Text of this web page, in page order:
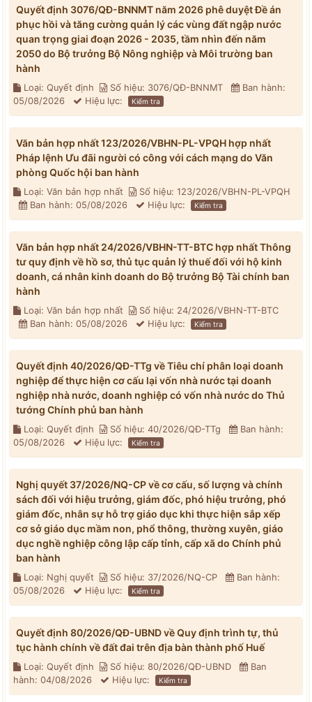
Quyết định 3076/QĐ-BNNMT năm 2026 phê duyệt Đề án
phục hồi và tăng cường quản lý các vùng đất ngập nước
quan trọng giai đoạn 2026 - 2035, tầm nhìn đến năm
2050 do Bộ trưởng Bộ Nông nghiệp và Môi trường ban
hành
Loại: Quyết định Số hiệu: 3076/QĐ-BNNMT
Ban hành:
05/08/2026
Hiệu lực: Kiểm tra
Văn bản hợp nhất 123/2026/VBHN-PL-VPQH hợp nhất
Pháp lệnh Ưu đãi người có công với cách mạng do Văn
phòng Quốc hội ban hành
Loại: Văn bản hợp nhất
Số hiệu: 123/2026/VBHN-PL-VPQH
Ban hành: 05/08/2026
Hiệu lực: Kiểm tra
Văn bản hợp nhất 24/2026/VBHN-TT-BTC hợp nhất Thông
tư quy định về hồ sơ, thủ tục quản lý thuế đối với hộ kinh
doanh, cá nhân kinh doanh do Bộ trưởng Bộ Tài chính ban
hành
Loại: Văn bản hợp nhất
Số hiệu: 24/2026/VBHN-TT-BTC
Ban hành: 05/08/2026
Hiệu lực: Kiểm tra
Quyết định 40/2026/QĐ-TTg về Tiêu chí phân loại doanh
nghiệp để thực hiện cơ cấu lại vốn nhà nước tại doanh
nghiệp nhà nước, doanh nghiệp có vốn nhà nước do Thủ
tướng Chính phủ ban hành
Loại: Quyết định Số hiệu: 40/2026/QĐ-TTg
Ban hành:
05/08/2026
Hiệu lực: Kiểm tra
Nghị quyết 37/2026/NQ-CP về cơ cấu, số lượng và chính
sách đối với hiệu trưởng, giám đốc, phó hiệu trưởng, phó
giám đốc, nhân sự hỗ trợ giáo dục khi thực hiện sắp xếp
cơ sở giáo dục mầm non, phổ thông, thường xuyên, giáo
dục nghề nghiệp công lập cấp tỉnh, cấp xã do Chính phủ
ban hành
Loại: Nghị quyết Số hiệu: 37/2026/NQ-CP
Ban hành:
05/08/2026
Hiệu lực: Kiểm tra
Quyết định 80/2026/QĐ-UBND về Quy định trình tự, thủ
tục hành chính về đất đai trên địa bàn thành phố Huế
Loại: Quyết định Số hiệu: 80/2026/QĐ-UBND
Ban
hành: 04/08/2026
Hiệu lực: Kiểm tra